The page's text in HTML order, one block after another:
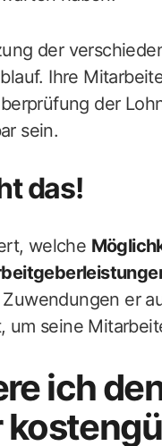
der
Ihre
der
sein.
das!
welche
er
um seine
ich